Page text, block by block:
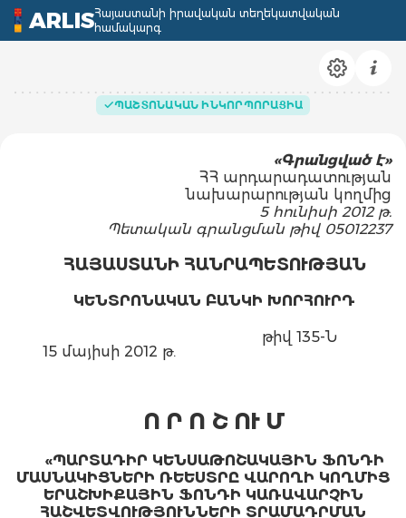
ARLISՀայաստանի իրավական տեղեկատվական
համակարգ
ՊԱՇՏՈՆԱԿԱՆ ԻՆԿՈՐՊՈՐԱՑԻԱ
«Գրանցված է»
ՀՀ արդարադատության
նախարարության կողմից
5 հունիսի 2012 թ.
Պետական գրանցման թիվ 05012237
ՀԱՅԱՍՏԱՆԻ ՀԱՆՐԱՊԵՏՈՒԹՅԱՆ
ԿԵՆՏՐՈՆԱԿԱՆ ԲԱՆԿԻ ԽՈՐՀՈՒՐԴ
15 մայիսի 2012 թ.
թիվ 135-Ն
Ո Ր Ո Շ ՈՒ Մ
«ՊԱՐՏԱԴԻՐ ԿԵՆՍԱԹՈՇԱԿԱՅԻՆ ՖՈՆԴԻ
ՄԱՍՆԱԿԻՑՆԵՐԻ ՌԵԵՍՏՐԸ ՎԱՐՈՂԻ ԿՈՂՄԻՑ
ԵՐԱՇԽԻՔԱՅԻՆ ՖՈՆԴԻ ԿԱՌԱՎԱՐՉԻՆ
ՀԱՇՎԵՏՎՈՒԹՅՈՒՆՆԵՐԻ ՏՐԱՄԱԴՐՄԱՆ